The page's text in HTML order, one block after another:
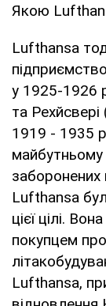
Якою
Lufthansa
у 1925-1926
та
1919 - 1935
майбутньому
заборонених
Lufthansa
цієї цілі.
покупцем
Lufthansa,